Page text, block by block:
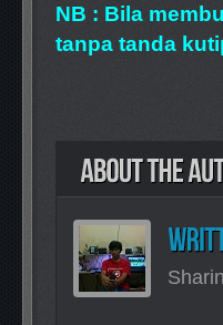
NB : Bila
tanpa tanda